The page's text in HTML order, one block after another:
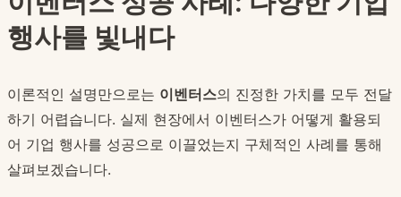
행사를 빛내다
이론적인 설명만으로는 이벤터스의 진정한 가치를 모두 전달
하기 어렵습니다. 실제 현장에서 이벤터스가 어떻게 활용되
어 기업 행사를 성공으로 이끌었는지 구체적인 사례를 통해
살펴보겠습니다.